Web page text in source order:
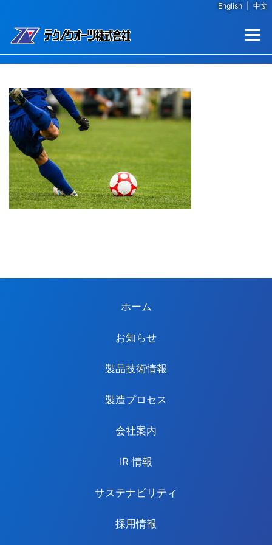
English
中文
メニュー
ホーム
お知らせ
製品技術情報
製造プロセス
会社案内
IR 情報
サステナビリティ
採用情報